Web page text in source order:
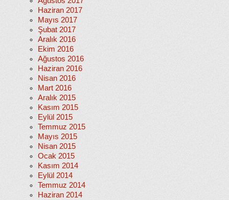
Haziran 2017
Mayıs 2017
Şubat 2017
Aralık 2016
Ekim 2016
Ağustos 2016
Haziran 2016
Nisan 2016
Mart 2016
Aralık 2015
Kasım 2015
Eylül 2015
Temmuz 2015
Mayıs 2015
Nisan 2015
Ocak 2015
Kasım 2014
Eylül 2014
Temmuz 2014
Haziran 2014